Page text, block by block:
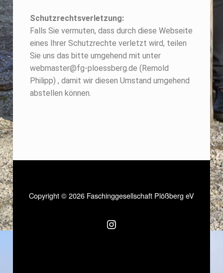
Schutzrechtsverletzung:
Falls Sie vermuten, dass durch diese Webseite
eines Ihrer Schutzrechte verletzt wird, teilen
Sie uns das bitte umgehend mit unter
webmaster@fg-ploessberg.de (Remold
Philipp) , damit wir diesen Umstand umgehend
abstellen können.
Copyright © 2026 Faschinggesellschaft Plößberg eV